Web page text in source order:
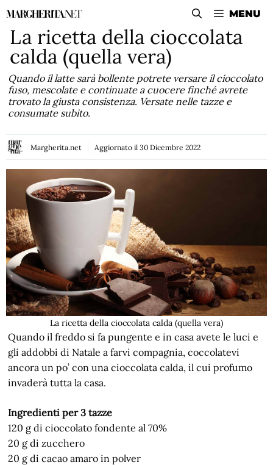
Vai
contenuto
MENU
La ricetta della cioccolata
calda (quella vera)
Quando il latte sarà bollente potrete versare il cioccolato
fuso, mescolate e continuate a cuocere finché avrete
trovato la giusta consistenza. Versate nelle tazze e
consumate subito.
Margherita.net Aggiornato il 30 Dicembre 2022
La ricetta della cioccolata calda (quella vera)
Quando il freddo si fa pungente e in casa avete le luci e
gli addobbi di Natale a farvi compagnia, coccolatevi
ancora un po’ con una cioccolata calda, il cui profumo
invaderà tutta la casa.
Ingredienti per 3 tazze
120 g di cioccolato fondente al 70%
20 g di zucchero
20 g di cacao amaro in polver